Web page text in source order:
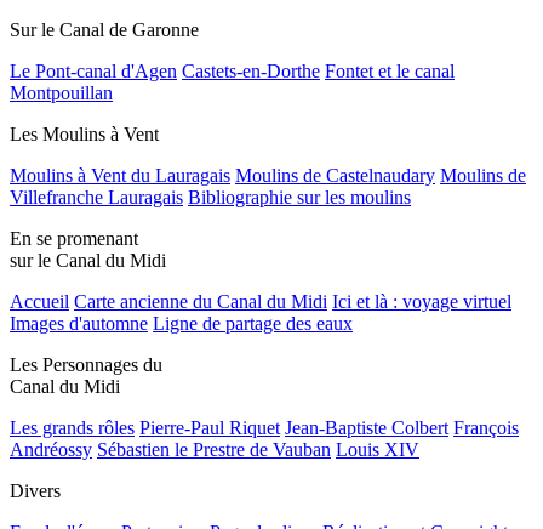
Sur le Canal de Garonne
Le Pont-canal d'Agen Castets-en-Dorthe Fontet et le canal
Montpouillan
Les Moulins à Vent
Moulins à Vent du Lauragais Moulins de Castelnaudary Moulins de
Villefranche Lauragais Bibliographie sur les moulins
En se promenant
sur le Canal du Midi
Accueil Carte ancienne du Canal du Midi Ici et là : voyage virtuel
Images d'automne Ligne de partage des eaux
Les Personnages du
Canal du Midi
Les grands rôles Pierre-Paul Riquet Jean-Baptiste Colbert François
Andréossy Sébastien le Prestre de Vauban Louis XIV
Divers